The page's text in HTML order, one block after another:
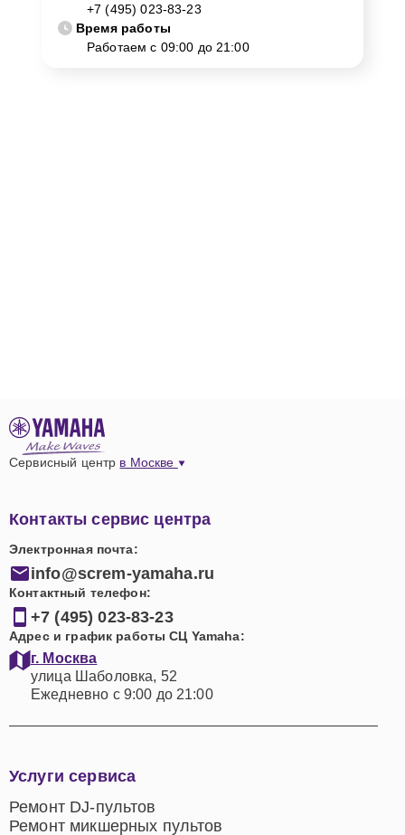
+7 (495) 023-83-23
Время работы
Работаем с 09:00 до 21:00
Сервисный центр в Москве
Контакты сервис центра
Электронная почта:
info@screm-yamaha.ru
Контактный телефон:
+7 (495) 023-83-23
Адрес и график работы СЦ Yamaha:
г. Москва
улица Шаболовка, 52
Ежедневно с 9:00 до 21:00
Услуги сервиса
Ремонт DJ-пультов
Ремонт микшерных пультов